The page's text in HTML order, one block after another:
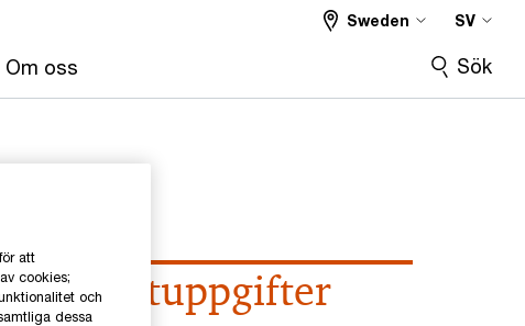
Om oss
Sweden SV
Sök
Kontaktuppgifter
att
cookies;
och
dessa